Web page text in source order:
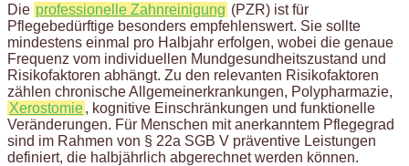
Die professionelle Zahnreinigung (PZR) ist für
Pflegebedürftige besonders empfehlenswert. Sie sollte
mindestens einmal pro Halbjahr erfolgen, wobei die genaue
Frequenz vom individuellen Mundgesundheitszustand und
Risikofaktoren abhängt. Zu den relevanten Risikofaktoren
zählen chronische Allgemeinerkrankungen, Polypharmazie,
Xerostomie, kognitive Einschränkungen und funktionelle
Veränderungen. Für Menschen mit anerkanntem Pflegegrad
sind im Rahmen von § 22a SGB V präventive Leistungen
definiert, die halbjährlich abgerechnet werden können.